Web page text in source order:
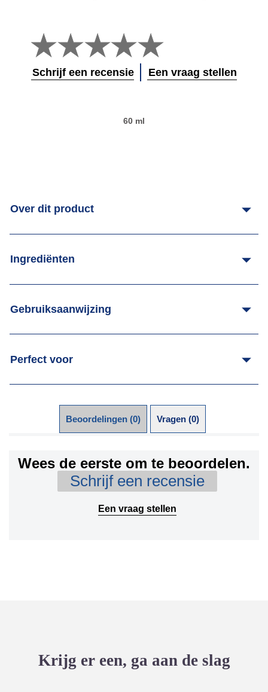
Geen
beoordelingen
ingediend
voor
deze
Schrijf een recensie Een vraag stellen
60 ml
Over dit product
Ingrediënten
Gebruiksaanwijzing
Perfect voor
Beoordelingen (0) Vragen (0)
Wees de eerste om te beoordelen.
Schrijf een recensie
Een vraag stellen
Krijg er een, ga aan de slag